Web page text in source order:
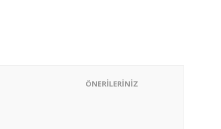
ÖNERİLERİNİZ